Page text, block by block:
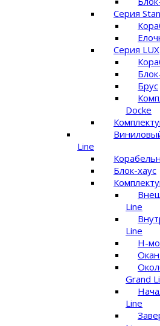
Серия
Серия LUX
Брус
Docke
Line
Блок-хаус
Line
Line
Н-
Grand
Line